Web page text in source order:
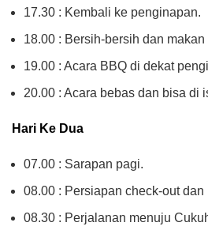
17.30 : Kembali ke penginapan.
18.00 : Bersih-bersih dan makan
19.00 : Acara BBQ di dekat
20.00 : Acara bebas dan bisa di
Hari Ke Dua
07.00 : Sarapan pagi.
08.00 : Persiapan check-out
08.30 : Perjalanan menuju